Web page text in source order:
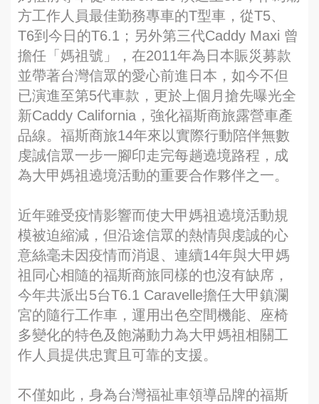
方工作人員最佳勤務專車的T型車，從T5、
T6到今日的T6.1；另外第三代Caddy Maxi 曾
擔任「媽祖號」，在2011年為日本賑災募款
並帶著台灣信眾的愛心前進日本，如今不但
已演進至第5代車款，更於上個月搶先曝光全
新Caddy California，強化福斯商旅露營車產
品線。福斯商旅14年來以實際行動陪伴無數
虔誠信眾一步一腳印走完每趟遶境路程，成
為大甲媽祖遶境活動的重要合作夥伴之一。
近年雖受疫情影響而使大甲媽祖遶境活動規
模被迫縮減，但沿途信眾的熱情與虔誠的心
意絲毫未因疫情而消退、連續14年與大甲媽
祖同心相隨的福斯商旅同樣的也沒有缺席，
今年共派出5台T6.1 Caravelle擔任大甲鎮瀾
宮的隨行工作車，運用出色空間機能、座椅
多變化的特色及飽滿動力為大甲媽祖相關工
作人員提供忠實且可靠的支援。
不僅如此，身為台灣福祉車領導品牌的福斯